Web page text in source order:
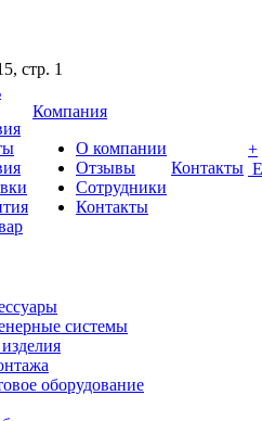
стр. 1
Компания
О компании
Отзывы
Сотрудники
Контакты
Контакты
+
системы
оборудование